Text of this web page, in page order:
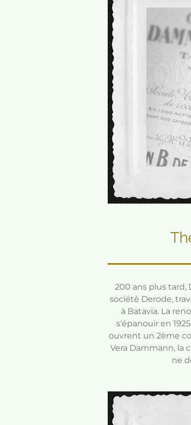
200 ans plus tard,
société Derode,
à Batavia. La
s'épanouir en
ouvrent un 2ème
Vera Dammann, la
ne